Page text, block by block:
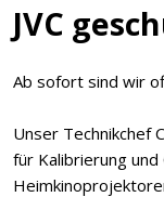
JVC
Ab sofort sind wir
Unser Technikchef
für Kalibrierung und